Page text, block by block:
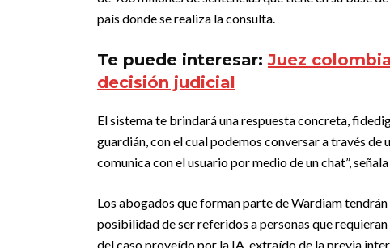
país donde se realiza la consulta.
Te puede interesar:Juez
decisión judicial
El sistema te brindará una respuesta concreta,
guardián, con el cual podemos conversar a través
comunica con el usuario por medio de un chat”,
Los abogados que forman parte de Wardiam
posibilidad de ser referidos a personas que
del caso proveído por la IA, extraído de la previa